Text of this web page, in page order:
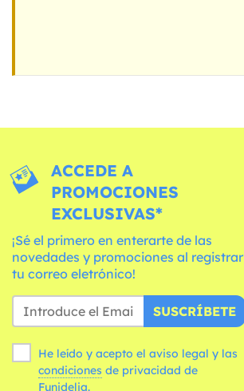
ACCEDE A
PROMOCIONES
EXCLUSIVAS*
¡Sé el primero en enterarte de las
novedades y promociones al registrar
tu correo eletrónico!
SUSCRÍBETE
He leído y acepto el aviso legal y las
condiciones
Funidelia.